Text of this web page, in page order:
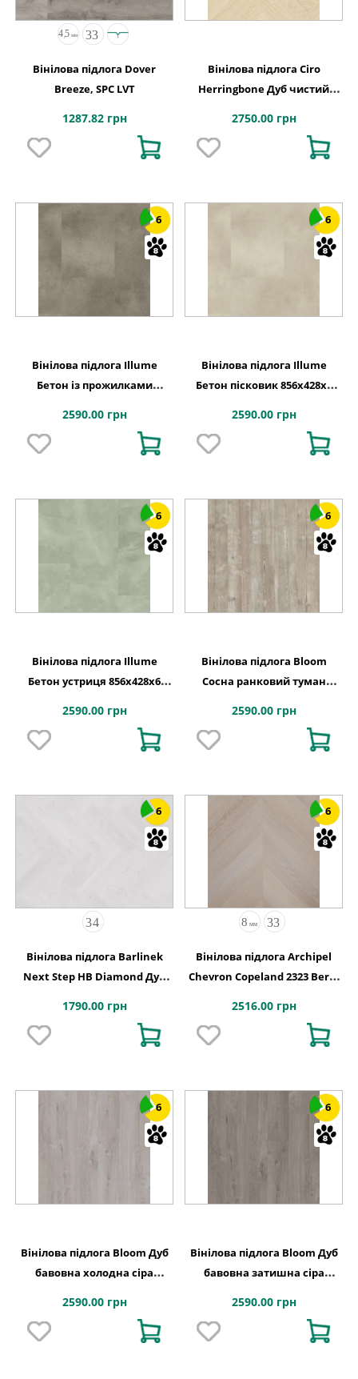
Вінілова підлога Dover
Breeze, SPC LVT
1287.82 грн
Вінілова підлога Ciro
Herringbone Дуб чистий
2750.00 грн
6
Вінілова підлога Illume
Бетон із прожилками
2590.00 грн
6
Вінілова підлога Illume
Бетон пісковик 856х428x6
2590.00 грн
6
Вінілова підлога Illume
Бетон устриця 856х428x6
2590.00 грн
6
Вінілова підлога Bloom
Сосна ранковий туман
2590.00 грн
6
Вінілова підлога Barlinek
Next Step HB Diamond Дуб
1790.00 грн
6
Вінілова підлога Archipel
Chevron Copeland 2323 Berry
2516.00 грн
6
Вінілова підлога Bloom Дуб
бавовна холодна сіра
2590.00 грн
6
Вінілова підлога Bloom Дуб
бавовна затишна сіра
2590.00 грн